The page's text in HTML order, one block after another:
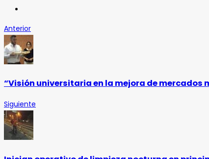
Anterior
“Visión universitaria en la mejora de mercados
Siguiente